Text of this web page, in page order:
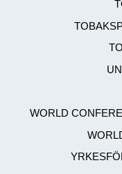
WORLD